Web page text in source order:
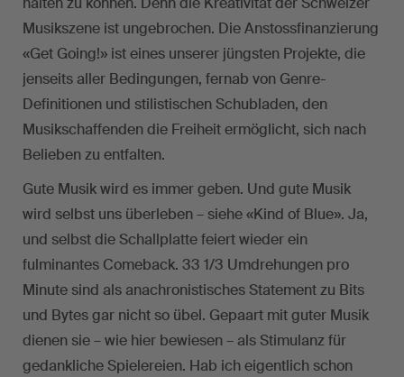
Musikszene ist ungebrochen. Die Anstossfinanzierung
«Get Going!» ist eines unserer jüngsten Projekte, die
jenseits aller Bedingungen, fernab von Genre-
Definitionen und stilistischen Schubladen, den
Musikschaffenden die Freiheit ermöglicht, sich nach
Belieben zu entfalten.
Gute Musik wird es immer geben. Und gute Musik
wird selbst uns überleben – siehe «Kind of Blue». Ja,
und selbst die Schallplatte feiert wieder ein
fulminantes Comeback. 33 1/3 Umdrehungen pro
Minute sind als anachronistisches Statement zu Bits
und Bytes gar nicht so übel. Gepaart mit guter Musik
dienen sie – wie hier bewiesen – als Stimulanz für
gedankliche Spielereien. Hab ich eigentlich schon